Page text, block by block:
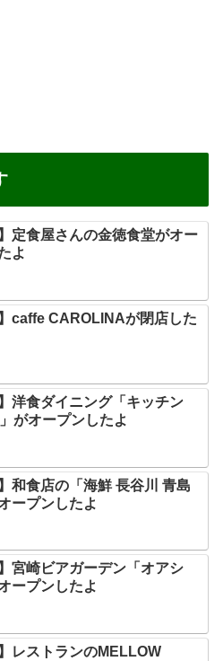
】定食屋さんの金徳食堂がオー
よ
】caffe CAROLINAが閉店した
】洋食ダイニング「キッチン
がオープンしたよ
】和食店の「海鮮 長谷川 青島
ープンしたよ
】宮崎ビアガーデン「オアシ
ープンしたよ
】レストランのMELLOW